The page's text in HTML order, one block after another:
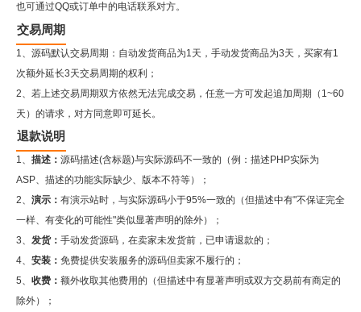
也可通过QQ或订单中的电话联系对方。
交易周期
1、源码默认交易周期：自动发货商品为1天，手动发货商品为3天，买家有1
次额外延长3天交易周期的权利；
2、若上述交易周期双方依然无法完成交易，任意一方可发起追加周期（1~60
天）的请求，对方同意即可延长。
退款说明
1、 描述： 源码描述(含标题)与实际源码不一致的（例：描述PHP实际为
ASP、描述的功能实际缺少、版本不符等）；
2、 演示： 有演示站时，与实际源码小于95%一致的（但描述中有"不保证完全
一样、有变化的可能性"类似显著声明的除外）；
3、 发货： 手动发货源码，在卖家未发货前，已申请退款的；
4、 安装： 免费提供安装服务的源码但卖家不履行的；
5、 收费： 额外收取其他费用的（但描述中有显著声明或双方交易前有商定的
除外）；